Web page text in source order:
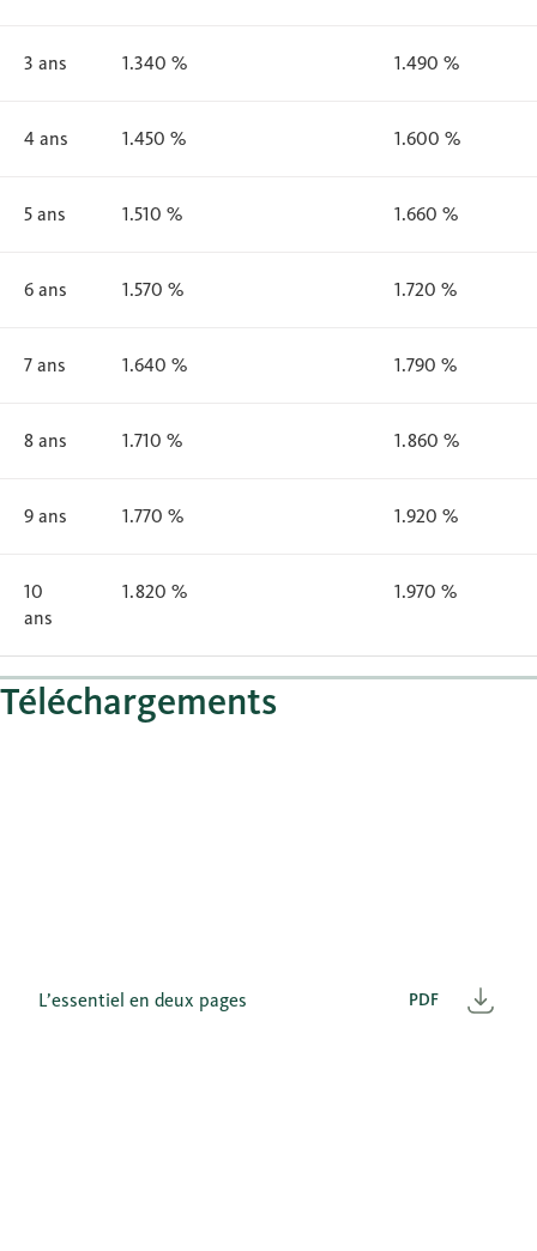
3 ans 1.340 % 1.490 %
4 ans 1.450 % 1.600 %
5 ans 1.510 % 1.660 %
6 ans 1.570 % 1.720 %
7 ans 1.640 % 1.790 %
8 ans 1.710 % 1.860 %
9 ans 1.770 % 1.920 %
10
ans
1.820 % 1.970 %
Téléchargements
PDF
L’essentiel en deux pages